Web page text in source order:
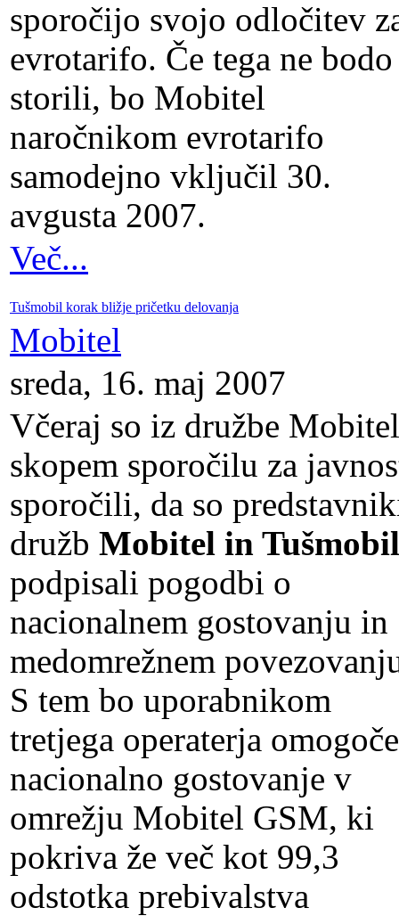
sporočijo svojo odločitev
evrotarifo. Če tega ne bodo
storili, bo Mobitel
naročnikom evrotarifo
samodejno vključil 30.
avgusta 2007.
Več...
Tušmobil korak bližje pričetku delovanja
Mobitel
sreda, 16. maj 2007
Včeraj so iz družbe
skopem sporočilu za
sporočili, da so
družb Mobitel in Tušmobil
podpisali pogodbi o
nacionalnem gostovanju in
medomrežnem
S tem bo uporabnikom
tretjega operaterja
nacionalno gostovanje v
omrežju Mobitel GSM, ki
pokriva že več kot 99,3
odstotka prebivalstva